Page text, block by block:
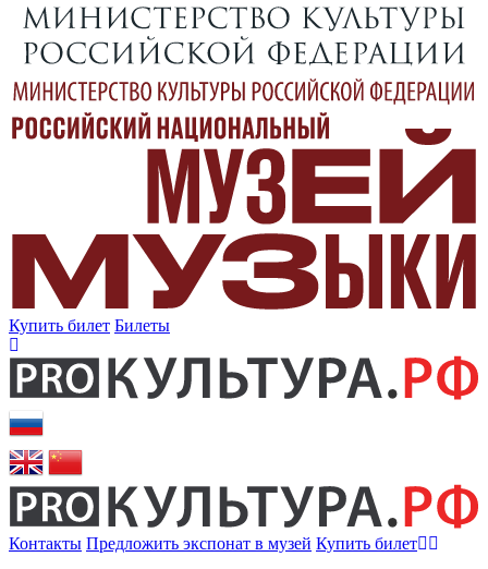
Купить билет Билеты
Контакты Предложить экспонат в музей Купить билет